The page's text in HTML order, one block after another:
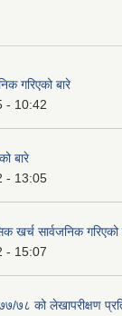
गरिएको बारे
- 10:42
बारे
- 13:05
खर्च सार्वजनिक गरिएको
- 15:07
७८ को लेखापरीक्षण